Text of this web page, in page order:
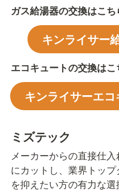
ガス給湯器の交換はこち
キンライサー
エコキュートの交換はこ
キンライサーエ
ミズテック
メーカーからの直接仕
にカットし、業界トッ
を抑えたい方の有力な選